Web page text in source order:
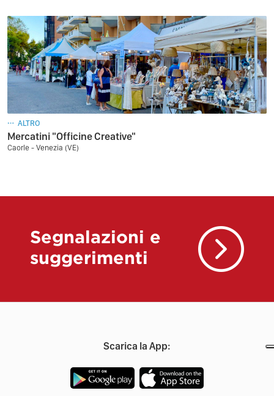
ALTRO
Mercatini "Officine Creative"
Caorle - Venezia (VE)
Segnalazioni e
suggerimenti
Scarica la App: